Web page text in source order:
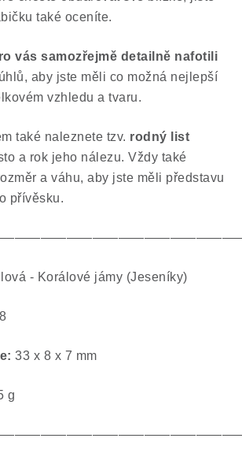
také oceníte.
vás samozřejmě detailně nafotili
aby jste měli co možná nejlepší
vzhledu a tvaru.
také naleznete tzv. rodný list
a rok jeho nálezu. Vždy také
a váhu, aby jste měli představu
přívěsku.
- Korálové jámy (Jeseníky)
33 x 8 x 7 mm
g